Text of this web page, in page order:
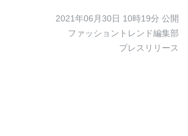
2021年06月30日 10時19分 公開
ファッショントレンド編集部
プレスリリース